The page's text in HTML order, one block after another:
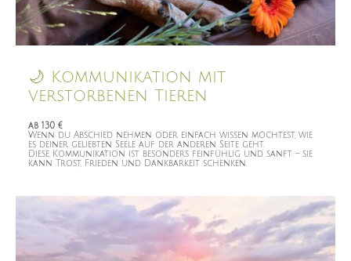
🌙 Kommunikation mit
verstorbenen Tieren
ab 130 €
Wenn du Abschied nehmen oder einfach wissen möchtest, wie
es deiner geliebten Seele auf der anderen Seite geht.
Diese Kommunikation ist besonders feinfühlig und sanft – sie
kann Trost, Frieden und Dankbarkeit schenken.